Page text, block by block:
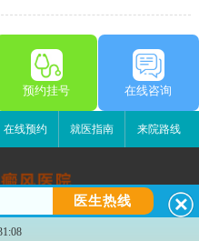
预约挂号 在线咨询
在线预约 就医指南 来院路线
医院
国路2号
医生热线